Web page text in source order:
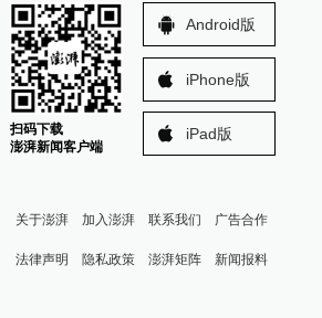
扫码下载
澎湃新闻客户端
Android版
iPhone版
iPad版
关于澎湃 加入澎湃 联系我们 广告合作
法律声明 隐私政策 澎湃矩阵 新闻报料